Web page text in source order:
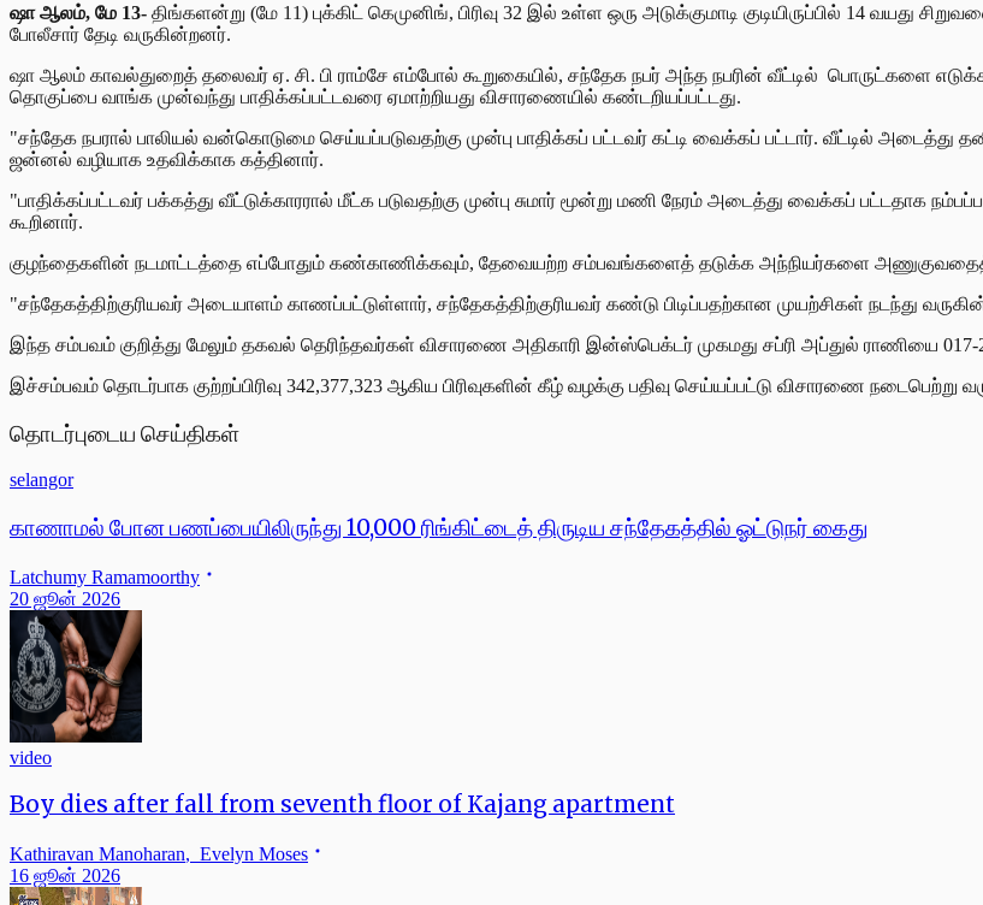
ஷா ஆலம், மே 13- திங்களன்று (மே 11) புக்கிட் கெமுனிங், பிரிவு 32 இல் உள்ள ஒரு அடுக்குமாடி குடியிருப்பில் 14
போலீசார் தேடி வருகின்றனர்.
ஷா ஆலம் காவல்துறைத் தலைவர் ஏ. சி. பி ராம்சே எம்போல் கூறுகையில், சந்தேக நபர் அந்த நபரின் வீட்டில்
தொகுப்பை வாங்க முன்வந்து பாதிக்கப்பட்டவரை ஏமாற்றியது விசாரணையில் கண்டறியப்பட்டது.
"சந்தேக நபரால் பாலியல் வன்கொடுமை செய்யப்படுவதற்கு முன்பு பாதிக்கப் பட்டவர் கட்டி வைக்கப் பட்டார். வீட்டில் அடைத்து
ஜன்னல் வழியாக உதவிக்காக கத்தினார்.
"பாதிக்கப்பட்டவர் பக்கத்து வீட்டுக்காரரால் மீட்க படுவதற்கு முன்பு சுமார் மூன்று மணி நேரம் அடைத்து வைக்கப் பட்டதாக
கூறினார்.
குழந்தைகளின் நடமாட்டத்தை எப்போதும் கண்காணிக்கவும், தேவையற்ற சம்பவங்களைத் தடுக்க அந்நியர்களை அணுகுவதைத்
"சந்தேகத்திற்குரியவர் அடையாளம் காணப்பட்டுள்ளார், சந்தேகத்திற்குரியவர் கண்டு பிடிப்பதற்கான முயற்சிகள் நடந்து
இந்த சம்பவம் குறித்து மேலும் தகவல் தெரிந்தவர்கள் விசாரணை அதிகாரி இன்ஸ்பெக்டர் முகமது சப்ரி அப்துல் ராணியை
இச்சம்பவம் தொடர்பாக குற்றப்பிரிவு 342,377,323 ஆகிய பிரிவுகளின் கீழ் வழக்கு பதிவு செய்யப்பட்டு விசாரணை நடைபெற்று
தொடர்புடைய செய்திகள்
selangor
காணாமல் போன பணப்பையிலிருந்து 10,000 ரிங்கிட்டைத் திருடிய சந்தேகத்தில் ஓட்டுநர் கைது
Latchumy Ramamoorthy
20 ஜூன் 2026
video
Boy dies after fall from seventh floor of Kajang apartment
Kathiravan Manoharan, Evelyn Moses
16 ஜூன் 2026